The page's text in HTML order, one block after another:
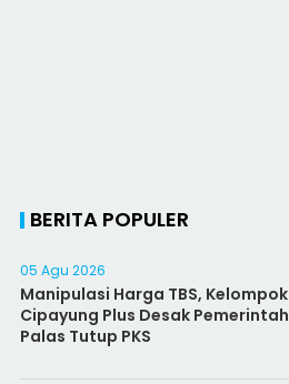
BERITA POPULER
05 Agu 2026
Manipulasi Harga TBS, Kelompok
Cipayung Plus Desak Pemerintah
Palas Tutup PKS